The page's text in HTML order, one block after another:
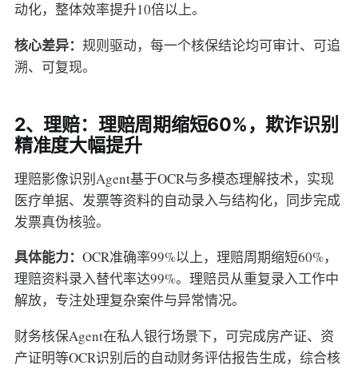
动化，整体效率提升10倍以上。
核心差异： 规则驱动，每一个核保结论均可审计、可追
溯、可复现。
2、理赔：理赔周期缩短60%，欺诈识别
精准度大幅提升
理赔影像识别Agent基于OCR与多模态理解技术，实现
医疗单据、发票等资料的自动录入与结构化，同步完成
发票真伪核验。
具体能力： OCR准确率99%以上，理赔周期缩短60%，
理赔资料录入替代率达99%。理赔员从重复录入工作中
解放，专注处理复杂案件与异常情况。
财务核保Agent在私人银行场景下，可完成房产证、资
产证明等OCR识别后的自动财务评估报告生成，综合核